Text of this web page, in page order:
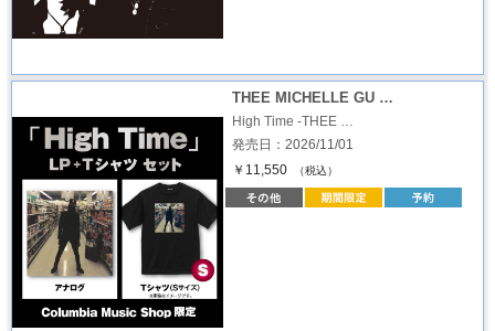
THEE MICHELLE GU …
High Time -THEE …
発売日：2026/11/01
￥11,550
（税込）